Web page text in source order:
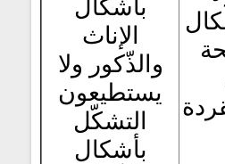
بأشكال
الإناث
والذّكور ولا
يستطيعون
التشكّل
بأشكال